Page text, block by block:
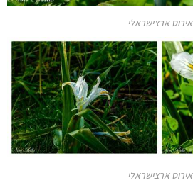
אירוס ארצישראלי
אירוס ארצישראלי